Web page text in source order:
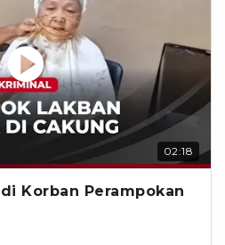
02:18
Korban Perampokan